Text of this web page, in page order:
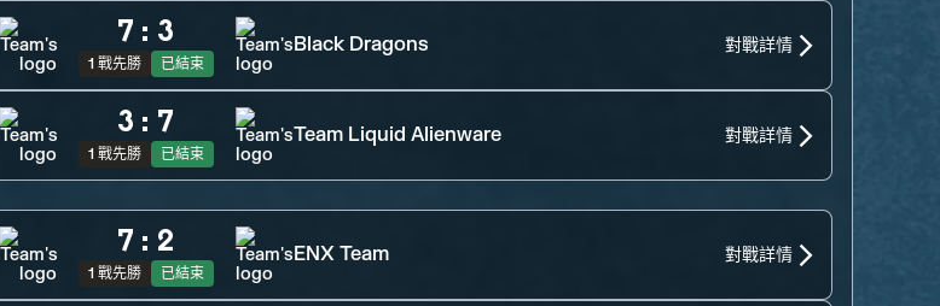
7 : 3
1 戰先勝 已結束
Black Dragons 對戰詳情
3 : 7
1 戰先勝 已結束
Team Liquid Alienware 對戰詳情
7 : 2
1 戰先勝 已結束
ENX Team 對戰詳情